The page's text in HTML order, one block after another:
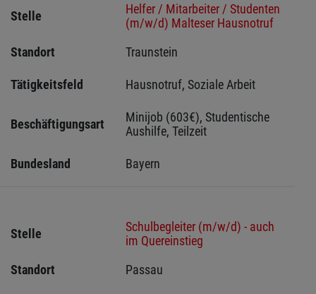
Stelle
Helfer / Mitarbeiter / Studenten
(m/w/d) Malteser Hausnotruf
Standort
Traunstein
Tätigkeitsfeld Hausnotruf, Soziale Arbeit
Beschäftigungsart
Minijob (603€), Studentische
Aushilfe, Teilzeit
Bundesland Bayern
Stelle
Schulbegleiter (m/w/d) - auch
im Quereinstieg
Standort
Passau